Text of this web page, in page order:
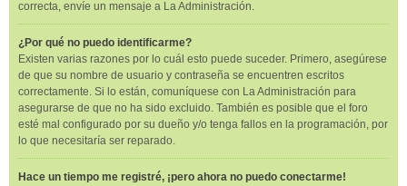
correcta, envíe un mensaje a La Administración.
¿Por qué no puedo identificarme?
Existen varias razones por lo cuál esto puede suceder. Primero, asegúrese
de que su nombre de usuario y contraseña se encuentren escritos
correctamente. Si lo están, comuníquese con La Administración para
asegurarse de que no ha sido excluido. También es posible que el foro
esté mal configurado por su dueño y/o tenga fallos en la programación, por
lo que necesitaría ser reparado.
Hace un tiempo me registré, ¡pero ahora no puedo conectarme!